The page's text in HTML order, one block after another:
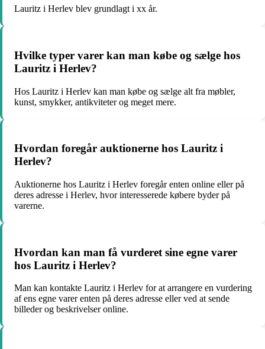
Lauritz i Herlev blev grundlagt i xx år.
Hvilke typer varer kan man købe og sælge hos
Lauritz i Herlev?
Hos Lauritz i Herlev kan man købe og sælge alt fra møbler,
kunst, smykker, antikviteter og meget mere.
Hvordan foregår auktionerne hos Lauritz i
Herlev?
Auktionerne hos Lauritz i Herlev foregår enten online eller på
deres adresse i Herlev, hvor interesserede købere byder på
varerne.
Hvordan kan man få vurderet sine egne varer
hos Lauritz i Herlev?
Man kan kontakte Lauritz i Herlev for at arrangere en vurdering
af ens egne varer enten på deres adresse eller ved at sende
billeder og beskrivelser online.